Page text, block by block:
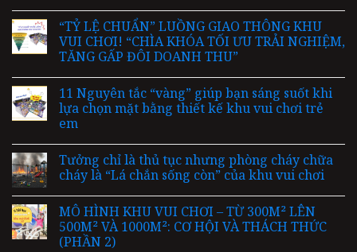
“TỶ LỆ CHUẨN” LUỒNG GIAO THÔNG KHU
VUI CHƠI! “CHÌA KHÓA TỐI ƯU TRẢI NGHIỆM,
TĂNG GẤP ĐÔI DOANH THU”
11 Nguyên tắc “vàng” giúp bạn sáng suốt khi
lựa chọn mặt bằng thiết kế khu vui chơi trẻ
em
Tưởng chỉ là thủ tục nhưng phòng cháy chữa
cháy là “Lá chắn sống còn” của khu vui chơi
MÔ HÌNH KHU VUI CHƠI – TỪ 300M² LÊN
500M² VÀ 1000M²: CƠ HỘI VÀ THÁCH THỨC
(PHẦN 2)